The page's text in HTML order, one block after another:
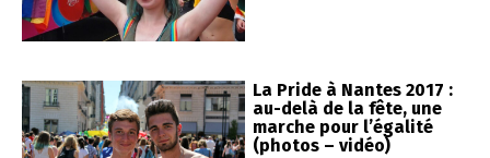
La Pride à Nantes 2017 :
au-delà de la fête, une
marche pour l’égalité
(photos – vidéo)